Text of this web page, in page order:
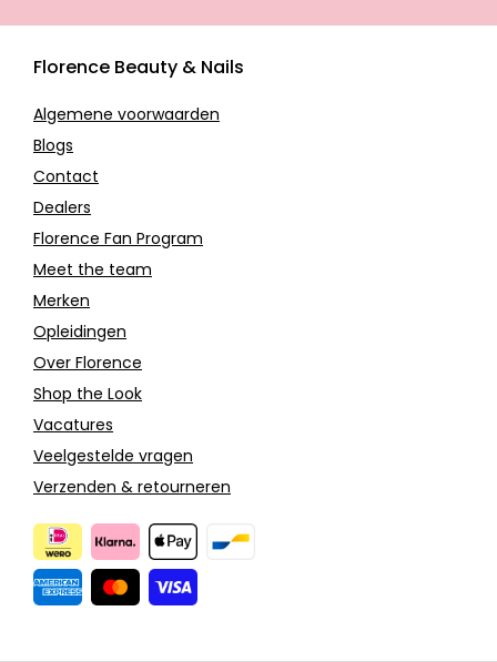
Florence Beauty & Nails
Algemene voorwaarden
Blogs
Contact
Dealers
Florence Fan Program
Meet the team
Merken
Opleidingen
Over Florence
Shop the Look
Vacatures
Veelgestelde vragen
Verzenden & retourneren